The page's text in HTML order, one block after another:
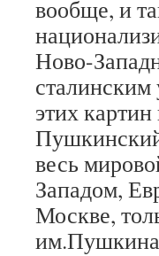
вообще, и
Ново-
сталинским
этих
Пушкинский
весь
Западом,
Москве,